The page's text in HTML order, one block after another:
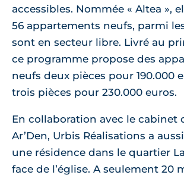
accessibles. Nommée « Altea »,
56 appartements neufs, parmi
sont en secteur libre. Livré au
ce programme propose des
neufs deux pièces pour 190.000
trois pièces pour 230.000 euros.
En collaboration avec le cabinet
Ar’Den, Urbis Réalisations a
une résidence dans le quartier
face de l’église. A seulement 20